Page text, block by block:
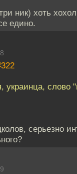
ник) хоть
едино.
украинца, слово
серьезно